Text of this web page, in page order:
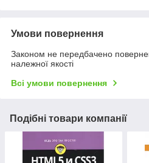
Умови повернення
Законом не передбачено
належної якості
Всі умови повернення
Подібні товари компанії